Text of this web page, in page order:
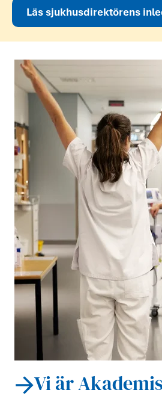
Läs sjukhusdirektörens
Vi är